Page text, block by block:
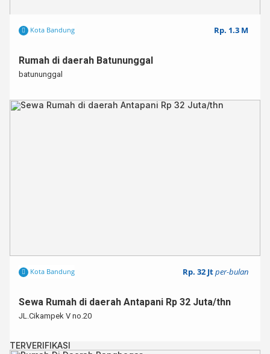
Kota Bandung Rp. 1.3 M
Rumah di daerah Batununggal
batununggal
Kota Bandung Rp. 32 Jtper-bulan
Sewa Rumah di daerah Antapani Rp 32 Juta/thn
JL.Cikampek V no.20
TERVERIFIKASI